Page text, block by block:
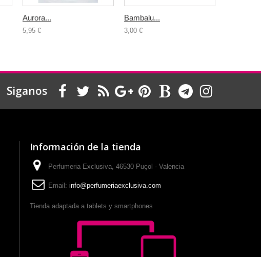
Aurora...
5,95 €
Bambalu...
3,00 €
Siganos
Información de la tienda
Perfumeria Exclusiva, 46530 Puçol - Valencia
Email: info@perfumeriaexclusiva.com
Tienda adaptada a tablets y smartphones